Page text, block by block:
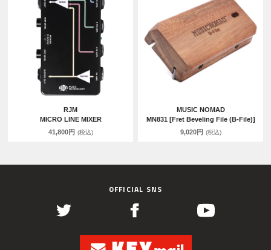
RJM
MICRO LINE MIXER
41,800円 (税込)
MUSIC NOMAD
MN831 [Fret Beveling File (B-File)]
9,020円 (税込)
OFFICIAL SNS